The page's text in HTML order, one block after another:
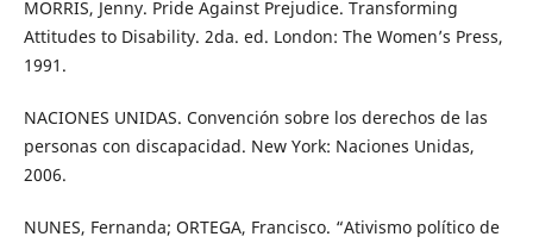
MORRIS, Jenny. Pride Against Prejudice. Transforming
Attitudes to Disability. 2da. ed. London: The Women’s Press,
1991.
NACIONES UNIDAS. Convención sobre los derechos de las
personas con discapacidad. New York: Naciones Unidas,
2006.
NUNES, Fernanda; ORTEGA, Francisco. “Ativismo político de